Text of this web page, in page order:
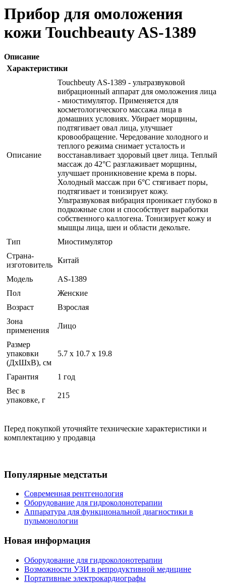
Прибор для омоложения
кожи Touchbeauty AS-1389
Описание
Характеристики
Описание
Touchbeuty AS-1389 - ультразвуковой
вибрационный аппарат для омоложения лица
- миостимулятор. Применяется для
косметологического массажа лица в
домашних условиях. Убирает морщины,
подтягивает овал лица, улучшает
кровообращение. Чередование холодного и
теплого режима снимает усталость и
восстанавливает здоровый цвет лица. Теплый
массаж до 42°С разглаживает морщины,
улучшает проникновение крема в поры.
Холодный массаж при 6°С стягивает поры,
подтягивает и тонизирует кожу.
Ультразвуковая вибрация проникает глубоко в
подкожные слои и способствует выработки
собственного каллогена. Тонизирует кожу и
мышцы лица, шеи и области декольте.
Тип
Миостимулятор
Страна-
изготовитель
Китай
Модель
AS-1389
Пол
Женские
Возраст
Взрослая
Зона
применения
Лицо
Размер
упаковки
(ДхШхВ), см
5.7 x 10.7 x 19.8
Гарантия
1 год
Вес в
упаковке, г
215
Перед покупкой уточняйте технические характеристики и
комплектацию у продавца
Популярные медстатьи
Современная рентгенология
Оборудование для гидроколонотерапии
Аппаратура для функциональной диагностики в
пульмонологии
Новая информация
Оборудование для гидроколонотерапии
Возможности УЗИ в репродуктивной медицине
Портативные электрокардиографы